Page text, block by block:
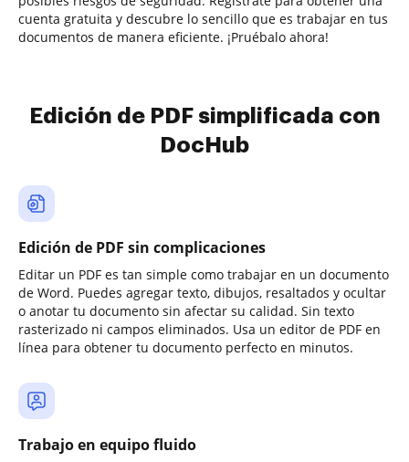
cuenta gratuita y descubre lo sencillo que es trabajar en tus
documentos de manera eficiente. ¡Pruébalo ahora!
Edición de PDF simplificada con
DocHub
Edición de PDF sin complicaciones
Editar un PDF es tan simple como trabajar en un documento
de Word. Puedes agregar texto, dibujos, resaltados y ocultar
o anotar tu documento sin afectar su calidad. Sin texto
rasterizado ni campos eliminados. Usa un editor de PDF en
línea para obtener tu documento perfecto en minutos.
Trabajo en equipo fluido